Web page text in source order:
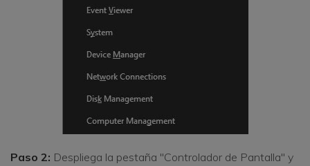
Paso 2: Despliega la pestaña "Controlador de Pantalla" y